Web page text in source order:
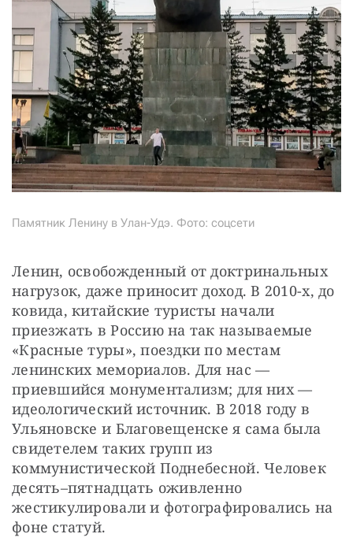
Памятник Ленину в Улан-Удэ. Фото: соцсети
Ленин, освобожденный от доктринальных
нагрузок, даже приносит доход. В 2010-х, до
ковида, китайские туристы начали
приезжать в Россию на так называемые
«Красные туры», поездки по местам
ленинских мемориалов. Для нас —
приевшийся монументализм; для них —
идеологический источник. В 2018 году в
Ульяновске и Благовещенске я сама была
свидетелем таких групп из
коммунистической Поднебесной. Человек
десять–пятнадцать оживленно
жестикулировали и фотографировались на
фоне статуй.